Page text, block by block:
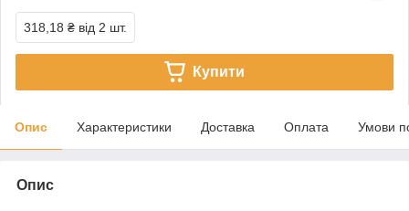
318,18 ₴ від 2 шт.
Купити
Опис Характеристики Доставка Оплата Умови
Опис